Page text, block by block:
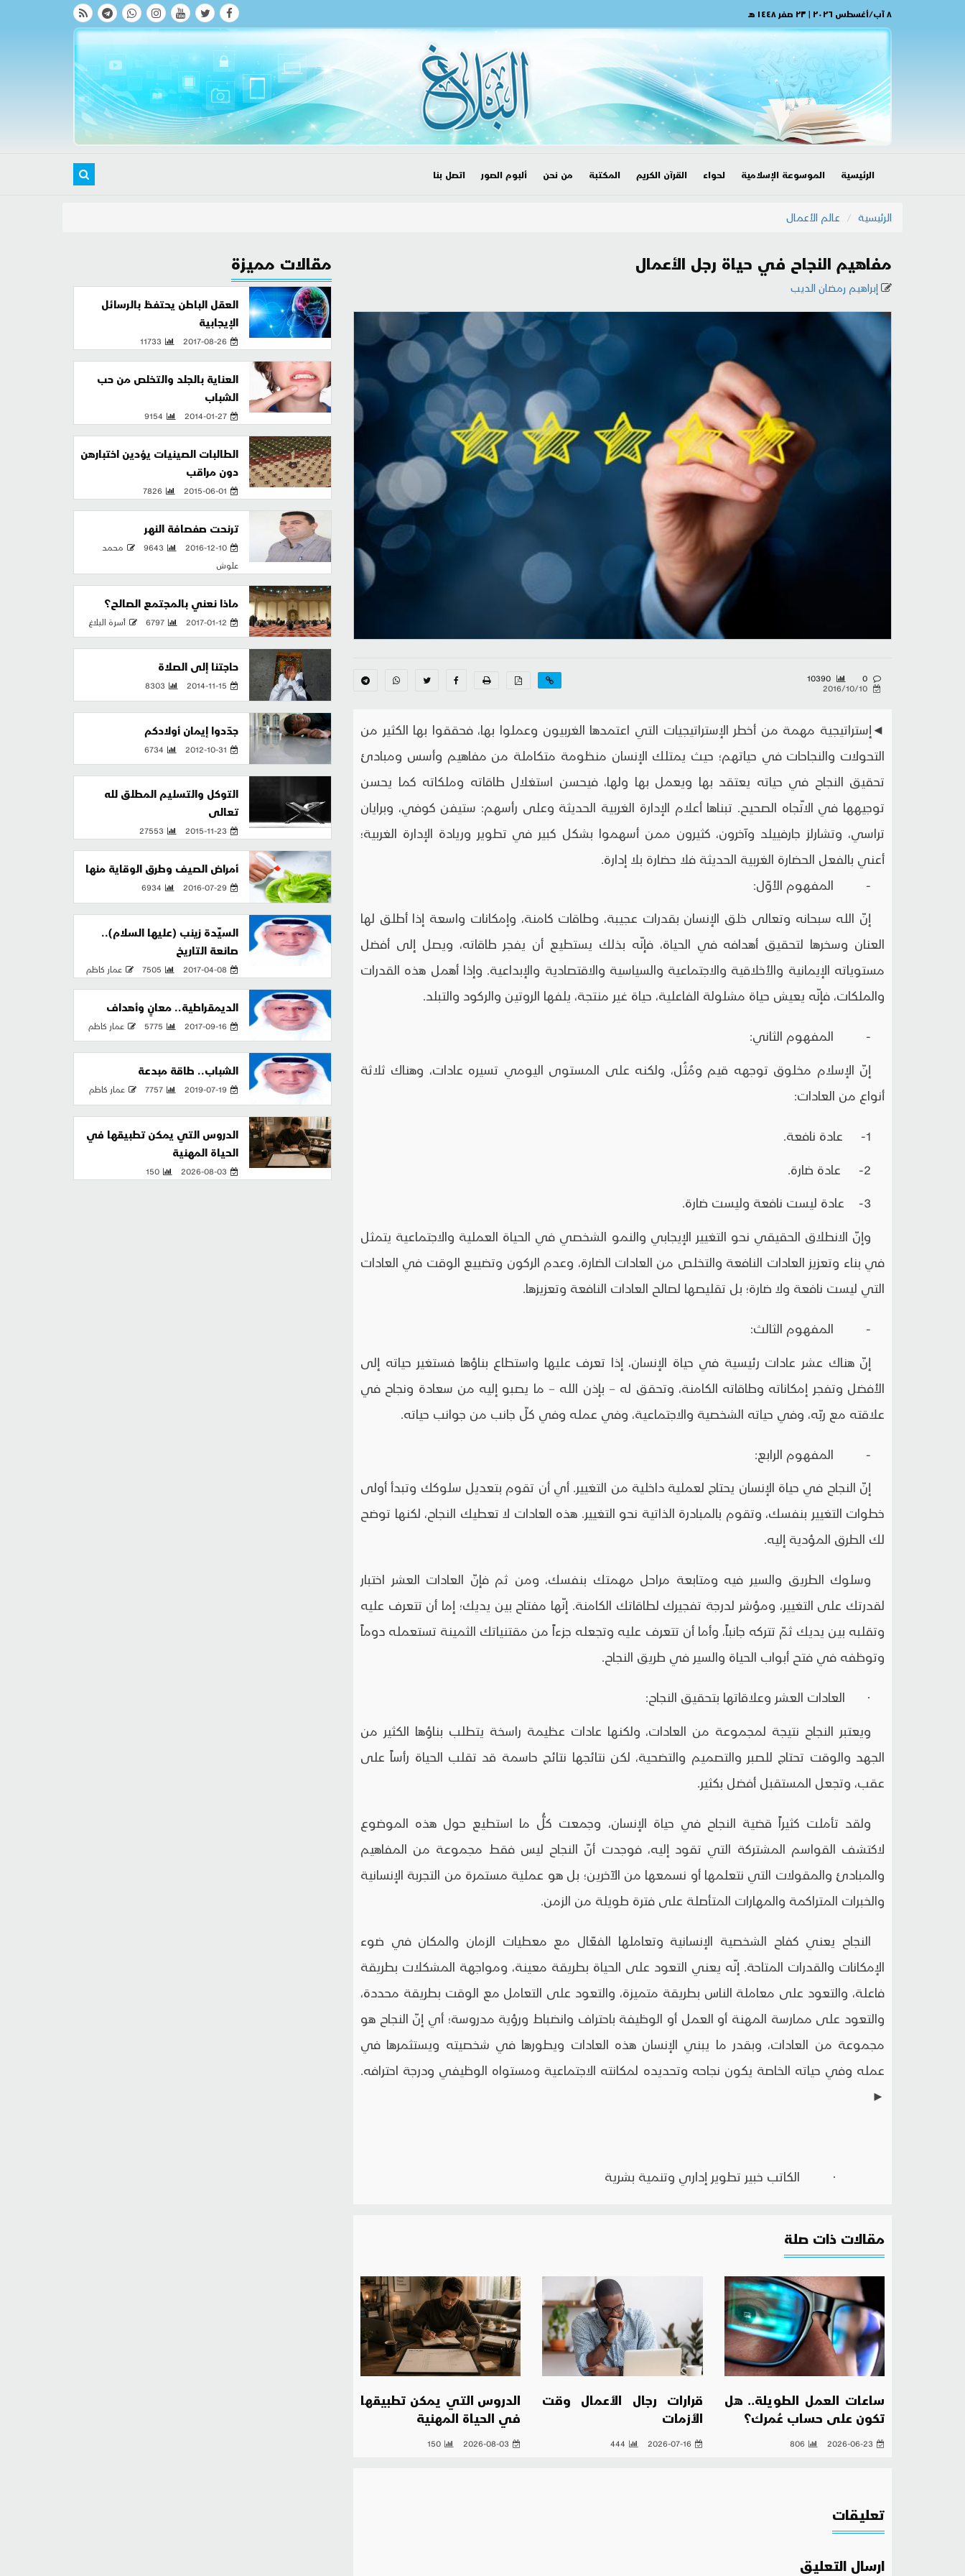
٨ آب/أغسطس ٢٠٢٦ | ٢٣ صفر ١٤٤٨ هـ
الرئيسية الموسوعة الإسلامية لحواء القرآن الكريم المكتبة من نحن ألبوم الصور اتصل بنا
الرئيسية عالم الأعمال
مفاهيم النجاح في حياة رجل الأعمال
إبراهيم رمضان الديب
0
10390
2016/10/10
◄إستراتيجية مهمة من أخطر الإستراتيجيات التي اعتمدها الغربيون وعملوا بها، فحققوا بها الكثير من
التحولات والنجاحات في حياتهم؛ حيث يمتلك الإنسان منظومة متكاملة من مفاهيم وأسس ومبادئ
تحقيق النجاح في حياته يعتقد بها ويعمل بها ولها، فيحسن استغلال طاقاته وملكاته كما يحسن
توجيهها في الاتّجاه الصحيح. تبناها أعلام الإدارة الغربية الحديثة وعلى رأسهم: ستيفن كوفي، وبرايان
تراسي، وتشارلز جارفييلد وآخرون، كثيرون ممن أسهموا بشكل كبير في تطوير وريادة الإدارة الغربية؛
أعني بالفعل الحضارة الغربية الحديثة فلا حضارة بلا إدارة.
- المفهوم الأوّل:
إنّ الله سبحانه وتعالى خلق الإنسان بقدرات عجيبة، وطاقات كامنة، وإمكانات واسعة إذا أطلق لها
العنان وسخرها لتحقيق أهدافه في الحياة، فإنّه بذلك يستطيع أن يفجر طاقاته، ويصل إلى أفضل
مستوياته الإيمانية والأخلاقية والاجتماعية والسياسية والاقتصادية والإبداعية. وإذا أهمل هذه القدرات
والملكات، فإنّه يعيش حياة مشلولة الفاعلية، حياة غير منتجة، يلفها الروتين والركود والتبلد.
- المفهوم الثاني:
إنّ الإسلام مخلوق توجهه قيم ومُثُل، ولكنه على المستوى اليومي تسيره عادات، وهناك ثلاثة
أنواع من العادات:
1- عادة نافعة.
2- عادة ضارة.
3- عادة ليست نافعة وليست ضارة.
وإنّ الانطلاق الحقيقي نحو التغيير الإيجابي والنمو الشخصي في الحياة العملية والاجتماعية يتمثل
في بناء وتعزيز العادات النافعة والتخلص من العادات الضارة، وعدم الركون وتضييع الوقت في العادات
التي ليست نافعة ولا ضارة؛ بل تقليصها لصالح العادات النافعة وتعزيزها.
- المفهوم الثالث:
إنّ هناك عشر عادات رئيسية في حياة الإنسان، إذا تعرف عليها واستطاع بناؤها فستغير حياته إلى
الأفضل وتفجر إمكاناته وطاقاته الكامنة، وتحقق له – بإذن الله – ما يصبو إليه من سعادة ونجاح في
علاقته مع ربّه، وفي حياته الشخصية والاجتماعية، وفي عمله وفي كلّ جانب من جوانب حياته.
- المفهوم الرابع:
إنّ النجاح في حياة الإنسان يحتاج لعملية داخلية من التغيير. أي أن تقوم بتعديل سلوكك وتبدأ أولى
خطوات التغيير بنفسك، وتقوم بالمبادرة الذاتية نحو التغيير. هذه العادات لا تعطيك النجاح، لكنها توضح
لك الطرق المؤدية إليه.
وسلوك الطريق والسير فيه ومتابعة مراحل مهمتك بنفسك، ومن ثم فإنّ العادات العشر اختبار
لقدرتك على التغيير، ومؤشر لدرجة تفجيرك لطاقاتك الكامنة. إنّها مفتاح بين يديك؛ إما أن تتعرف عليه
وتقلبه بين يديك ثمّ تتركه جانباً، وأما أن تتعرف عليه وتجعله جزءاً من مقتنياتك الثمينة تستعمله دوماً
وتوظفه في فتح أبواب الحياة والسير في طريق النجاح.
· العادات العشر وعلاقاتها بتحقيق النجاح:
ويعتبر النجاح نتيجة لمجموعة من العادات، ولكنها عادات عظيمة راسخة يتطلب بناؤها الكثير من
الجهد والوقت تحتاج للصبر والتصميم والتضحية، لكن نتائجها نتائج حاسمة قد تقلب الحياة رأساً على
عقب، وتجعل المستقبل أفضل بكثير.
ولقد تأملت كثيراً قضية النجاح في حياة الإنسان، وجمعت كلُّ ما استطيع حول هذه الموضوع
لاكتشف القواسم المشتركة التي تقود إليه، فوجدت أنّ النجاح ليس فقط مجموعة من المفاهيم
والمبادئ والمقولات التي نتعلمها أو نسمعها من الآخرين؛ بل هو عملية مستمرة من التجربة الإنسانية
والخبرات المتراكمة والمهارات المتأصلة على فترة طويلة من الزمن.
النجاح يعني كفاح الشخصية الإنسانية وتعاملها الفعّال مع معطيات الزمان والمكان في ضوء
الإمكانات والقدرات المتاحة. إنّه يعني التعود على الحياة بطريقة معينة، ومواجهة المشكلات بطريقة
فاعلة، والتعود على معاملة الناس بطريقة متميزة، والتعود على التعامل مع الوقت بطريقة محددة،
والتعود على ممارسة المهنة أو العمل أو الوظيفة باحتراف وانضباط ورؤية مدروسة؛ أي إنّ النجاح هو
مجموعة من العادات، وبقدر ما يبني الإنسان هذه العادات ويطورها في شخصيته ويستثمرها في
عمله وفي حياته الخاصة يكون نجاحه وتحديده لمكانته الاجتماعية ومستواه الوظيفي ودرجة احترافه.
►
· الكاتب خبير تطوير إداري وتنمية بشرية
مقالات ذات صلة
الدروس التي يمكن تطبيقها
في الحياة المهنية
2026-08-03
150
قرارات رجال الأعمال وقت
الأزمات
2026-07-16
444
ساعات العمل الطويلة.. هل
تكون على حساب عُمرك؟
2026-06-23
806
تعليقات
ارسال التعليق
مقالات مميزة
العقل الباطن يحتفظ بالرسائل
الإيجابية
2017-08-26
11733
العناية بالجلد والتخلص من حب
الشباب
2014-01-27
9154
الطالبات الصينيات يؤدين اختبارهن
دون مراقب
2015-06-01
7826
ترنحت صفصافة النهر
2016-12-10
9643
محمد
علوش
ماذا نعني بالمجتمع الصالح؟
2017-01-12
6797 أسرة البلاغ
حاجتنا إلى الصلاة
2014-11-15
8303
جدّدوا إيمان أولادكم
2012-10-31
6734
التوكل والتسليم المطلق لله
تعالى
2015-11-23
27553
أمراض الصيف وطرق الوقاية منها
2016-07-29
6934
السيِّدة زينب (عليها السلام)..
صانعة التاريخ
2017-04-08
7505 عمار كاظم
الديمقراطية.. معانٍ وأهداف
2017-09-16
5775 عمار كاظم
الشباب.. طاقة مبدعة
2019-07-19
7757 عمار كاظم
الدروس التي يمكن تطبيقها في
الحياة المهنية
2026-08-03
150